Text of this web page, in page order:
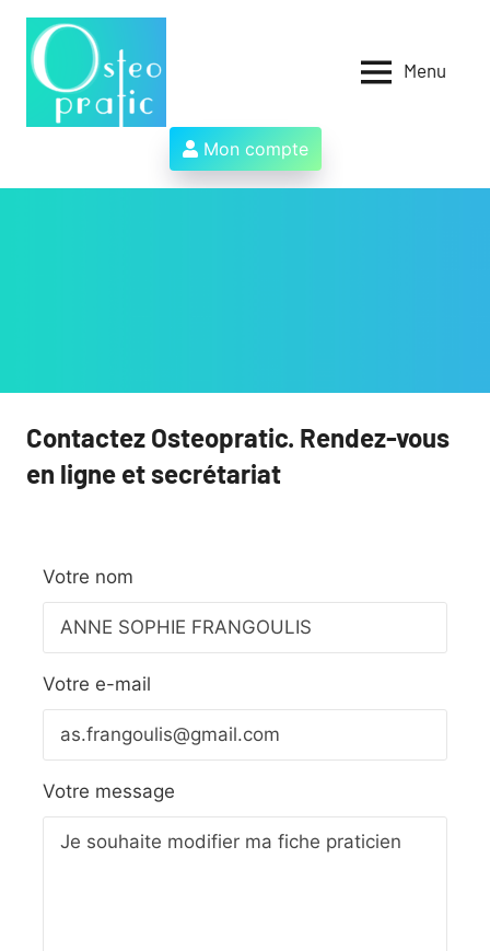
Aller
contenu
des
ostéopathes
et
Menu
Mon compte
Contactez Osteopratic. Rendez-vous
en ligne et secrétariat
Votre nom
Votre e-mail
Votre message